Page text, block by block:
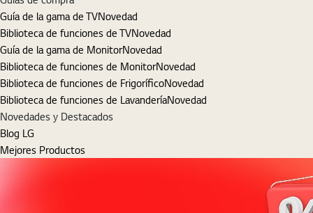
Guía de la gama de TVNovedad
Biblioteca de funciones de TVNovedad
Guía de la gama de MonitorNovedad
Biblioteca de funciones de MonitorNovedad
Biblioteca de funciones de FrigoríficoNovedad
Biblioteca de funciones de LavanderíaNovedad
Novedades y Destacados
Blog LG
Mejores Productos